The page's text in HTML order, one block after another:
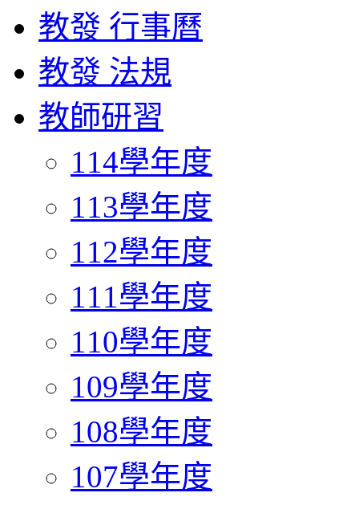
教發 行事曆
教發 法規
教師研習
114學年度
113學年度
112學年度
111學年度
110學年度
109學年度
108學年度
107學年度